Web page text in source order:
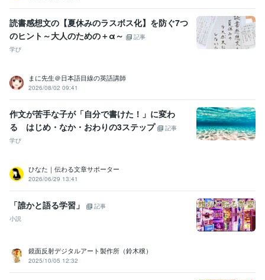
読書感想文の【夏休みのラスボス化】を防ぐ7つ
のヒント～大人のための＋α～
記事
学び
まに先生＠日本語目線の英語講師
2026/08/02 09:41
作文が苦手な子が「自分で書けた！」に変わ
る はじめ・なか・おわりの3ステップ
記事
学び
ひなた｜伝わる文章サポーター
2026/06/29 13:41
「誰かと語る学習」
記事
小説
鏡面反射デジタルアート製作所（鈴木穣）
2025/10/05 12:32